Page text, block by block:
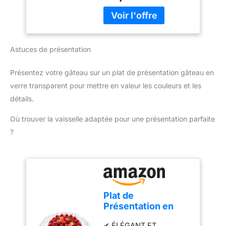
et durables. Design
ergonomique et facile
d'utilisation : Poignée
ergonomique et bouton
changement rapide des
accessoires. Compact et
d'un câble de 1 mètre et
(HR3741/00)
s01__bullet">5 vitesses
+ fonction Turbo</li> <li
Astuces de présentation
Présentez votre gâteau sur un plat de présentation gâteau en
verre transparent pour mettre en valeur les couleurs et les
détails.
Où trouver la vaisselle adaptée pour une présentation parfaite
?
Plat de
Présentation en